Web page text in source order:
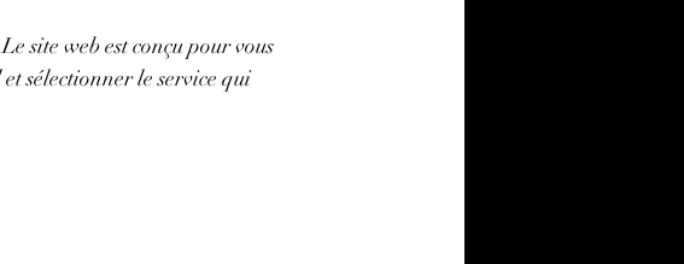
site web est conçu pour vous
sélectionner le service qui